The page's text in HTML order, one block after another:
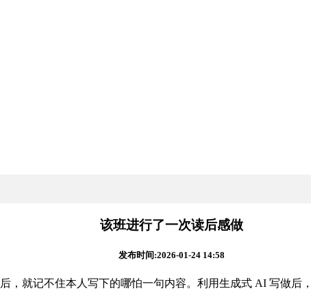
该班进行了一次读后感做
发布时间:2026-01-24 14:58
就记不住本人写下的哪怕一句内容。利用生成式 AI 写做后